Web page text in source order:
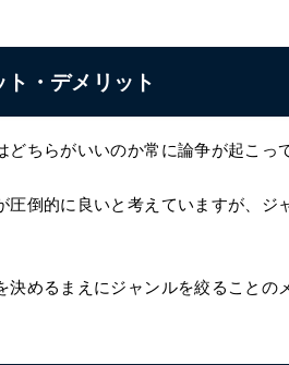
・デメリット
ちらがいいのか常に論争が起こっ
圧倒的に良いと考えていますが、ジ
決めるまえにジャンルを絞ることの